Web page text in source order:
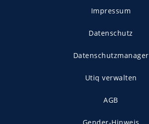
Impressum
Datenschutz
Datenschutzmanager
Utiq verwalten
AGB